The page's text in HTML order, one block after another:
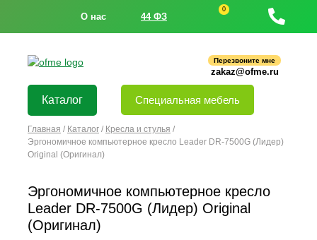
О нас 44 ФЗ
0
Перезвоните мне
zakaz@ofme.ru
Каталог Специальная мебель
Главная / Каталог / Кресла и стулья /
Эргономичное компьютерное кресло Leader DR-7500G (Лидер)
Original (Оригинал)
Эргономичное компьютерное кресло
Leader DR-7500G (Лидер) Original
(Оригинал)